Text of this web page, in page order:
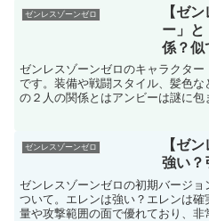
ゼンレスゾーンゼロ
【ゼ
ー」と
係？似
ゼンレスゾーンゼロのキャラクタ
です。装備や戦闘スタイル、髪色
の２人の関係とはアンビーは謎に
ゼンレスゾーンゼロ
【ゼ
強い？
ゼンレスゾーンゼロの初期バージ
ついて。エレンは強い？エレンは
量や攻撃範囲の面で優れており、